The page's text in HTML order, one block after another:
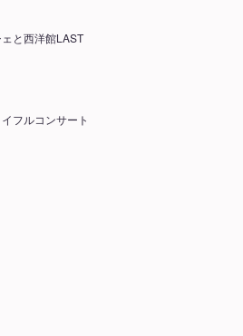
と西洋館LAST
フルコンサート